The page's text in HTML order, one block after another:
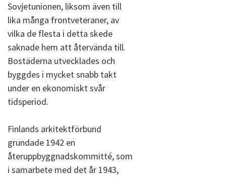
Sovjetunionen, liksom även till
lika många frontveteraner, av
vilka de flesta i detta skede
saknade hem att återvända till.
Bostäderna utvecklades och
byggdes i mycket snabb takt
under en ekonomiskt svår
tidsperiod.
Finlands arkitektförbund
grundade 1942 en
återuppbyggnadskommitté, som
i samarbete med det år 1943,